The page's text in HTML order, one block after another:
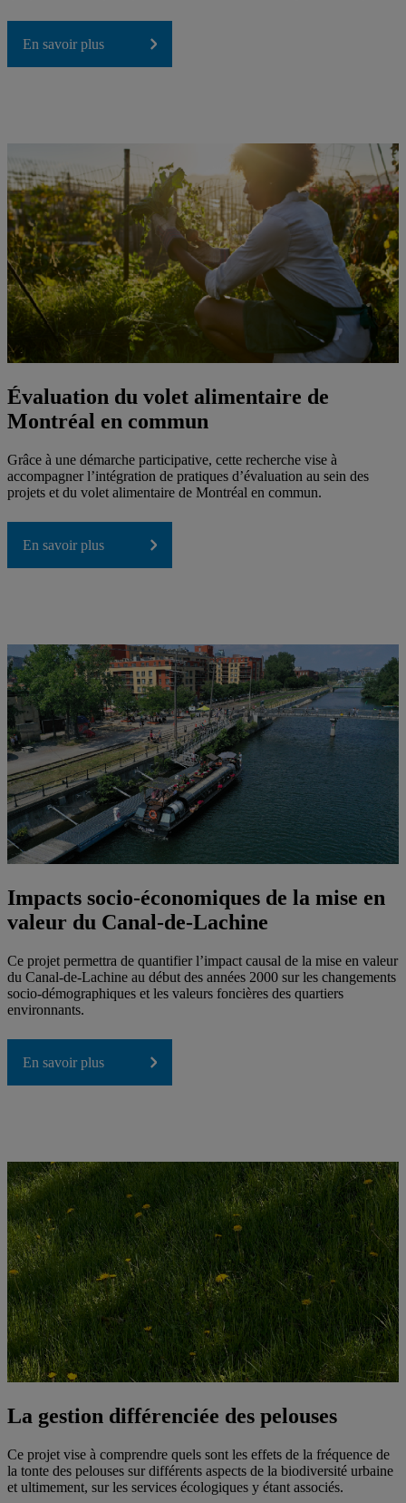
En savoir plus
Évaluation du volet alimentaire de
Montréal en commun
Grâce à une démarche participative, cette recherche vise à
accompagner l’intégration de pratiques d’évaluation au sein des
projets et du volet alimentaire de Montréal en commun.
En savoir plus
Impacts socio-économiques de la mise en
valeur du Canal-de-Lachine
Ce projet permettra de quantifier l’impact causal de la mise en valeur
du Canal-de-Lachine au début des années 2000 sur les changements
socio-démographiques et les valeurs foncières des quartiers
environnants.
En savoir plus
La gestion différenciée des pelouses
Ce projet vise à comprendre quels sont les effets de la fréquence de
la tonte des pelouses sur différents aspects de la biodiversité urbaine
et ultimement, sur les services écologiques y étant associés.